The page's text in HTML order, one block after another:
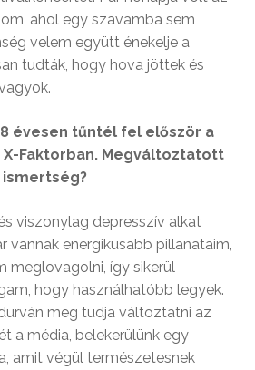
ahol egy szavamba sem
velem együtt énekelje a
tudták, hogy hova jöttek és
évesen tűntél fel először a
Faktorban. Megváltoztatott
viszonylag depresszív alkat
vannak energikusabb pillanataim,
meglovagolni, így sikerül
hogy használhatóbb legyek.
meg tudja változtatni az
a média, belekerülünk egy
amit végül természetesnek